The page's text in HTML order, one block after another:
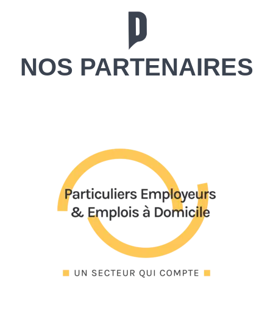
NOS PARTENAIRES